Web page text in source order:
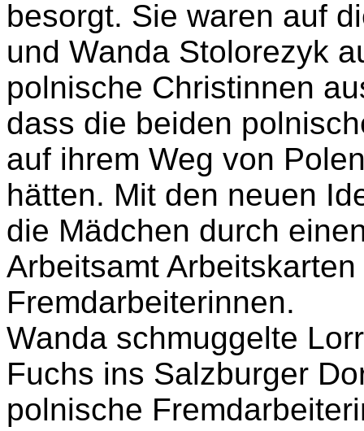
Haare, um ihnen ein
Polizeiinspektor Anton
hatte den versteckten
besorgt. Sie waren auf
und Wanda Stolorezyk
polnische Christinnen
dass die beiden
auf ihrem Weg von
hätten. Mit den neuen
die Mädchen durch
Arbeitsamt
Fremdarbeiterinnen.